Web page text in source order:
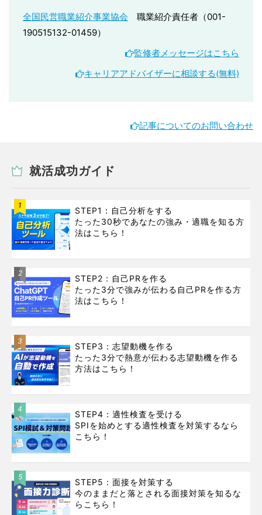
全国民営職業紹介事業協会 職業紹介責任者（001-
190515132-01459）
監修者メッセージはこちら
キャリアアドバイザーに相談する(無料)
記事についてのお問い合わせ
就活成功ガイド
1
STEP1：自己分析をする
たった30秒であなたの強み・適職を知る方
法はこちら！
2
STEP2：自己PRを作る
たった3分で強みが伝わる自己PRを作る方
法はこちら！
3
STEP3：志望動機を作る
たった3分で熱意が伝わる志望動機を作る
方法はこちら！
4
STEP4：適性検査を受ける
SPIを始めとする適性検査を対策するなら
こちら！
5
STEP5：面接を対策する
今のままだと落とされる面接対策を知るな
らこちら！